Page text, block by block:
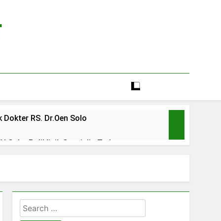
RS. Dr.Oen Solo
Solo: Poliklinik Spesialis Terbaru
Hati Wonogiri
BPJS RSUD Banyumas
Search
for: